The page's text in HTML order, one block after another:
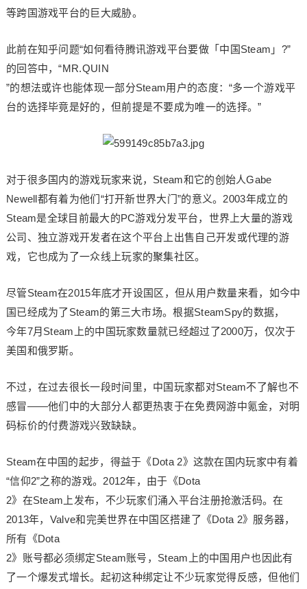
等跨国游戏平台的巨大威胁。
此前在知乎问题“如何看待腾讯游戏平台要做「中国Steam」?”
的回答中，“MR.QUIN
”的想法或许也能体现一部分Steam用户的态度：“多一个游戏平
台的选择毕竟是好的，但前提是不要成为唯一的选择。”
对于很多国内的游戏玩家来说，Steam和它的创始人Gabe
Newell都有着为他们“打开新世界大门”的意义。2003年成立的
Steam是全球目前最大的PC游戏分发平台，世界上大量的游戏
公司、独立游戏开发者在这个平台上出售自己开发或代理的游
戏，它也成为了一众线上玩家的聚集社区。
尽管Steam在2015年底才开设国区，但从用户数量来看，如今中
国已经成为了Steam的第三大市场。根据SteamSpy的数据，
今年7月Steam上的中国玩家数量就已经超过了2000万，仅次于
美国和俄罗斯。
不过，在过去很长一段时间里，中国玩家都对Steam不了解也不
感冒——他们中的大部分人都更热衷于在免费网游中氪金，对明
码标价的付费游戏兴致缺缺。
Steam在中国的起步，得益于《Dota 2》这款在国内玩家中有着
“信仰2”之称的游戏。2012年，由于《Dota
2》在Steam上发布，不少玩家们涌入平台注册抢激活码。在
2013年，Valve和完美世界在中国区搭建了《Dota 2》服务器，
所有《Dota
2》账号都必须绑定Steam账号，Steam上的中国用户也因此有
了一个爆发式增长。起初这种绑定让不少玩家觉得反感，但他们